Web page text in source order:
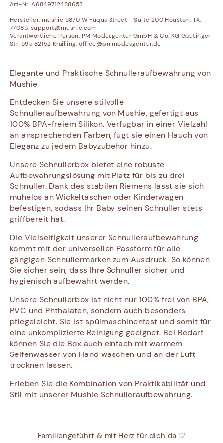
Art-Nr. A6849712488653
Hersteller: mushie 5870 W Fuqua Street - Suite 200 Houston, TX,
77085, support@mushie.com
Verantwortliche Person: PM Modeagentur GmbH & Co. KG Gautinger
Str. 59a 82152 Krailling, office@pmmodeagentur.de
Elegante und Praktische Schnulleraufbewahrung von
Mushie
Entdecken Sie unsere stilvolle
Schnulleraufbewahrung von Mushie, gefertigt aus
100% BPA-freiem Silikon. Verfügbar in einer Vielzahl
an ansprechenden Farben, fügt sie einen Hauch von
Eleganz zu jedem Babyzubehör hinzu.
Unsere Schnullerbox bietet eine robuste
Aufbewahrungslösung mit Platz für bis zu drei
Schnuller. Dank des stabilen Riemens lässt sie sich
mühelos an Wickeltaschen oder Kinderwagen
befestigen, sodass Ihr Baby seinen Schnuller stets
griffbereit hat.
Die Vielseitigkeit unserer Schnulleraufbewahrung
kommt mit der universellen Passform für alle
gängigen Schnullermarken zum Ausdruck. So können
Sie sicher sein, dass Ihre Schnuller sicher und
hygienisch aufbewahrt werden.
Unsere Schnullerbox ist nicht nur 100% frei von BPA,
PVC und Phthalaten, sondern auch besonders
pflegeleicht. Sie ist spülmaschinenfest und somit für
eine unkomplizierte Reinigung geeignet. Bei Bedarf
können Sie die Box auch einfach mit warmem
Seifenwasser von Hand waschen und an der Luft
trocknen lassen.
Erleben Sie die Kombination von Praktikabilität und
Stil mit unserer Mushie Schnulleraufbewahrung.
Familiengeführt & mit Herz für dich da ♡